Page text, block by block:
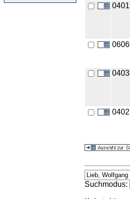
Suchmodus: